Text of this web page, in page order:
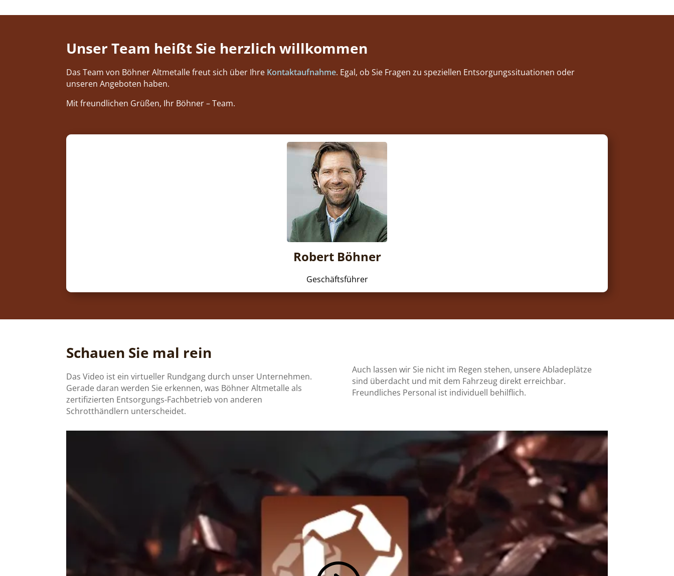
Unser Team heißt Sie herzlich willkommen
Das Team von Böhner Altmetalle freut sich über Ihre Kontaktaufnahme. Egal, ob Sie Fragen zu speziellen Entsorgungssituationen oder
unseren Angeboten haben.
Mit freundlichen Grüßen, Ihr Böhner – Team.
Robert Böhner
Geschäftsführer
Schauen Sie mal rein
Das Video ist ein virtueller Rundgang durch unser Unternehmen.
Gerade daran werden Sie erkennen, was Böhner Altmetalle als
zertifizierten Entsorgungs-Fachbetrieb von anderen
Schrotthändlern unterscheidet.
Auch lassen wir Sie nicht im Regen stehen, unsere Abladeplätze
sind überdacht und mit dem Fahrzeug direkt erreichbar.
Freundliches Personal ist individuell behilflich.